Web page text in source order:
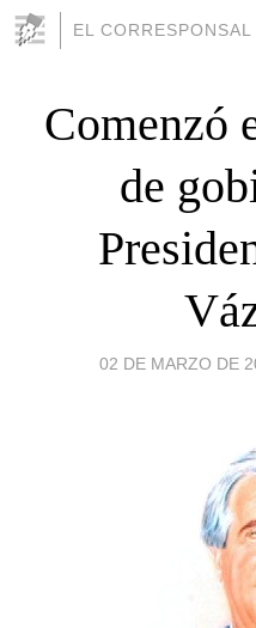
EL CORRESPONSAL
Comenzó
de
02 DE MARZO DE